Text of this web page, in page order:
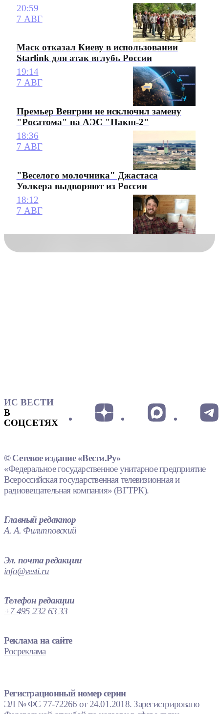
20:59
7 АВГ
Маск отказал Киеву в использовании
Starlink для атак вглубь России
19:14
7 АВГ
Премьер Венгрии не исключил замену
"Росатома" на АЭС "Пакш-2"
18:36
7 АВГ
"Веселого молочника" Джастаса
Уолкера выдворяют из России
18:12
7 АВГ
ИС ВЕСТИ
В
СОЦСЕТЯХ
© Сетевое издание «Вести.Ру»
«Федеральное государственное унитарное предприятие
Всероссийская государственная телевизионная и
радиовещательная компания» (ВГТРК).
Главный редактор
А. А. Филипповский
Эл. почта редакции
info@vesti.ru
Телефон редакции
+7 495 232 63 33
Реклама на сайте
Росреклама
Регистрационный номер серии
ЭЛ № ФС 77-72266 от 24.01.2018. Зарегистрировано